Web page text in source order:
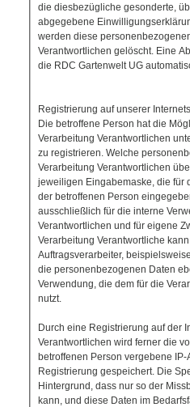
die diesbezügliche gesonderte,
abgegebene
werden diese
Verantwortlichen gelöscht. Eine
die RDC Gartenwelt UG
Registrierung auf unserer
Die betroffene Person hat die
Verarbeitung Verantwortlichen
zu registrieren. Welche
Verarbeitung Verantwortlichen
jeweiligen Eingabemaske, die für
der betroffenen Person
ausschließlich für die interne
Verantwortlichen und für eigene
Verarbeitung Verantwortliche
Auftragsverarbeiter,
die personenbezogenen Daten
Verwendung, die dem für die
nutzt.
Durch eine Registrierung auf der
Verantwortlichen wird ferner die
betroffenen Person vergebene
Registrierung gespeichert. Die
Hintergrund, dass nur so der
kann, und diese Daten im